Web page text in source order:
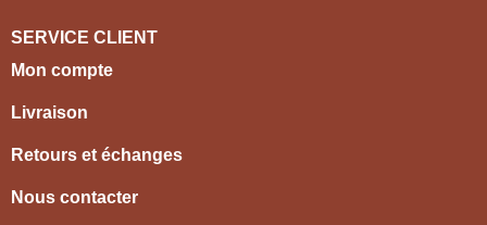
SERVICE CLIENT
Mon compte
Livraison
Retours et échanges
Nous contacter